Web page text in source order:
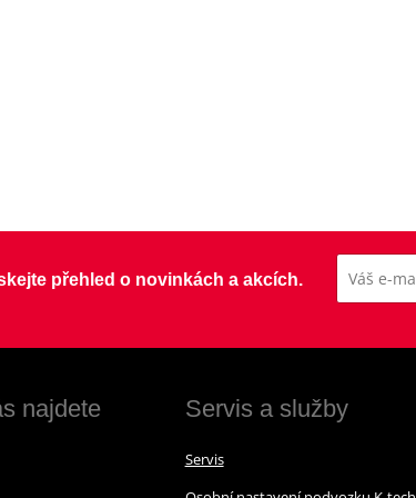
přehled o novinkách a akcích.
najdete Servis a služby
Servis